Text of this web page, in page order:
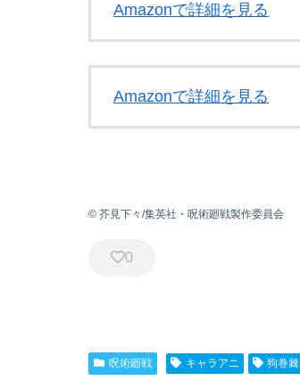
Amazonで詳細を見る
Amazonで詳細を見る
© 芥見下々/集英社・呪術廻戦製作委員会
0
呪術廻戦 キャラアニ 狗巻棘